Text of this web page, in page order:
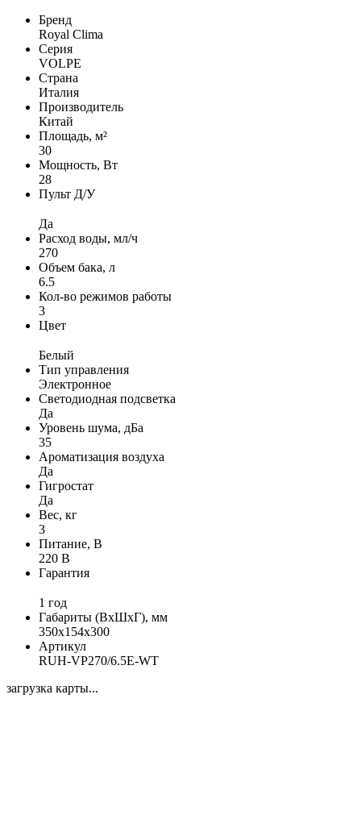
Бренд
Royal Clima
Серия
VOLPE
Страна
Италия
Производитель
Китай
Площадь, м²
30
Мощность, Вт
28
Пульт Д/У
Да
Расход воды, мл/ч
270
Объем бака, л
6.5
Кол-во режимов работы
3
Цвет
Белый
Тип управления
Электронное
Светодиодная подсветка
Да
Уровень шума, дБа
35
Ароматизация воздуха
Да
Гигростат
Да
Вес, кг
3
Питание, В
220 В
Гарантия
1 год
Габариты (ВхШхГ), мм
350x154x300
Артикул
RUH-VP270/6.5E-WT
загрузка карты...